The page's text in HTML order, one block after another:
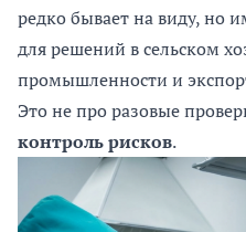
редко бывает на виду, но
для решений в сельском
промышленности и
Это не про разовые
контроль рисков.